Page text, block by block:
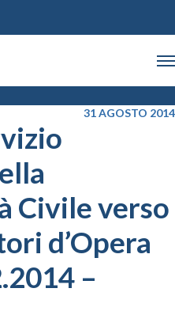
31 AGOSTO 2014
Civile verso
d’Opera
–